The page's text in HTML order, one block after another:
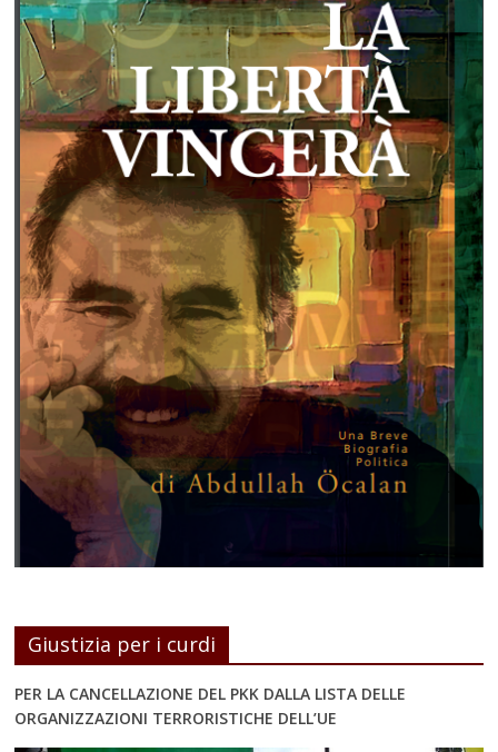
Giustizia per i curdi
PER LA CANCELLAZIONE DEL PKK DALLA LISTA DELLE
ORGANIZZAZIONI TERRORISTICHE DELL’UE